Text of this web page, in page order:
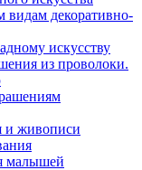
декоративно-
искусству
из проволоки.
и живописи
малышей